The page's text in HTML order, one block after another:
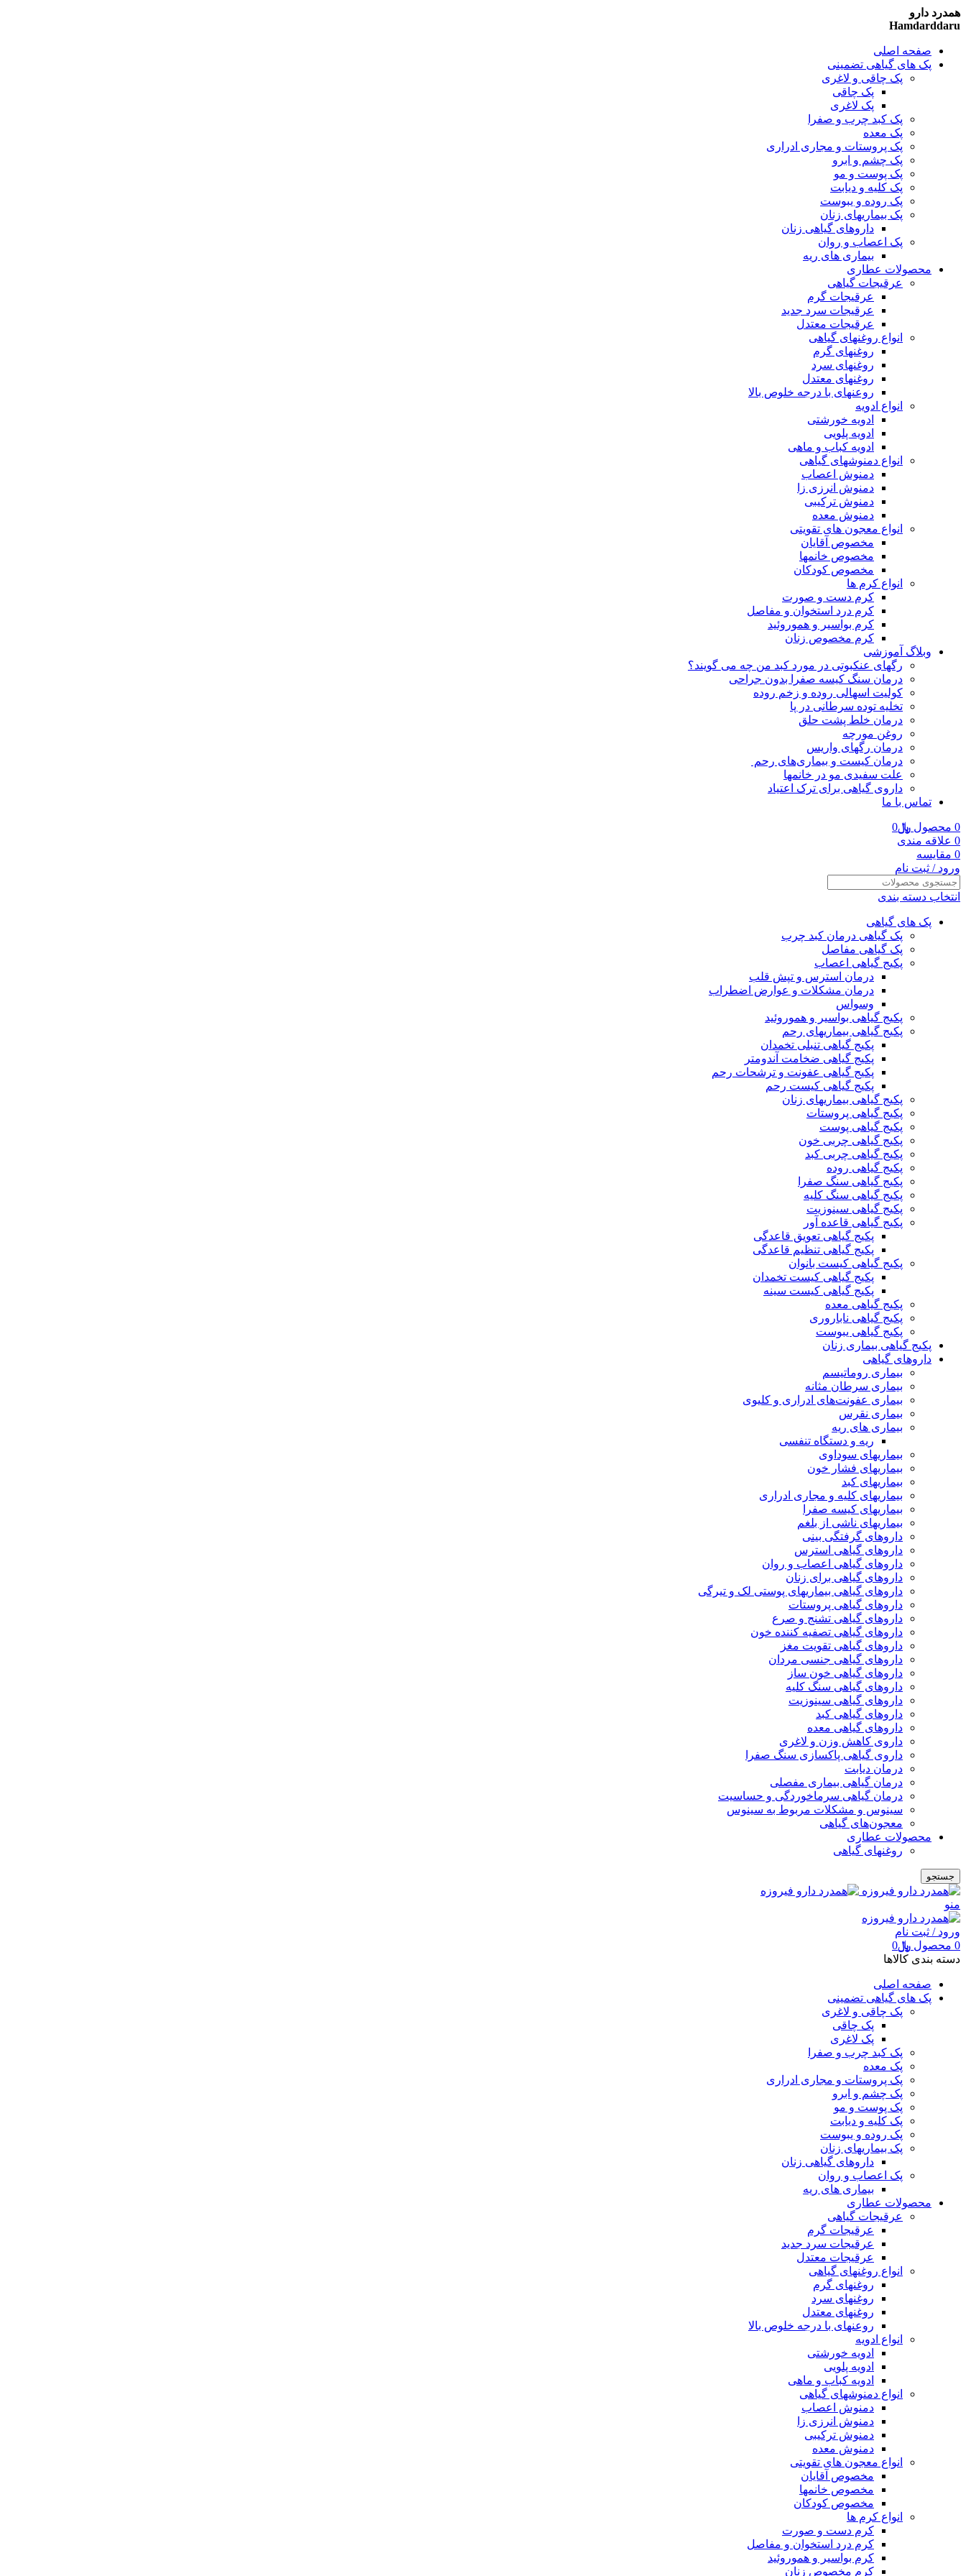
همدرد دارو
Hamdarddaru
صفحه اصلی
پک های گیاهی تضمینی
پک چاقی و لاغری
پک چاقی
پک لاغری
پک کبد چرب و صفرا
پک معده
پک پروستات و مجاری ادراری
پک چشم و ابرو
پک پوست و مو
پک کلیه و دیابت
پک روده و یبوست
پک بیماریهای زنان
داروهای گیاهی زنان
پک اعصاب و روان
بیماری های ریه
محصولات عطاری
عرقیجات گیاهی
عرقیجات گرم
عرقیجات سرد جدید
عرقیجات معتدل
انواع روغنهای گیاهی
روغنهای گرم
روغنهای سرد
روغنهای معتدل
روعنهای با درجه خلوص بالا
انواع ادویه
ادویه خورشتی
ادویه پلویی
ادویه کباب و ماهی
انواع دمنوشهای گیاهی
دمنوش اعصاب
دمنوش انرزی زا
دمنوش ترکیبی
دمنوش معده
انواع معجون های تقویتی
مخصوص آقایان
مخصوص خانمها
مخصوص کودکان
انواع کرم ها
کرم دست و صورت
کرم درد استخوان و مفاصل
کرم بواسیر و هموروئید
کرم مخصوص زنان
وبلاگ آموزشی
رگهای عنکبوتی در مورد کبد من چه می گویند؟
درمان سنگ کیسه صفرا بدون جراحی
کولیت اسهالی روده و زخم روده
تخلیه توده سرطانی در پا
درمان خلط پشت حلق
روغن مورچه
درمان رگهای واریس
درمان کیست و بیماری‌های رحم
علت سفیدی مو در خانمها
داروی گیاهی برای ترک اعتیاد
تماس با ما
0 محصول ﷼0
0 علاقه مندی
0 مقایسه
ورود / ثبت نام
انتخاب دسته بندی
پک های گیاهی
پک گیاهی درمان کبد چرب
پک گیاهی مفاصل
پکیج گیاهی اعصاب
درمان استرس و تپش قلب
درمان مشکلات و عوارض اضطراب
وسواس
پکیج گیاهی بواسیر و هموروئید
پکیج گیاهی بیماریهای رحم
پکیج گیاهی تنبلی تخمدان
پکیج گیاهی ضخامت آندومتر
پکیج گیاهی عفونت و ترشحات رحم
پکیج گیاهی کیست رحم
پکیج گیاهی بیماریهای زنان
پکیج گیاهی پروستات
پکیج گیاهی پوست
پکیج گیاهی چربی خون
پکیج گیاهی چربی کبد
پکیج گیاهی روده
پکیج گیاهی سنگ صفرا
پکیج گیاهی سنگ کلیه
پکیج گیاهی سینوزیت
پکیج گیاهی قاعده آور
پکیج گیاهی تعویق قاعدگی
پکیج گیاهی تنظیم قاعدگی
پکیج گیاهی کیست بانوان
پکیج گیاهی کیست تخمدان
پکیج گیاهی کیست سینه
پکیج گیاهی معده
پکیج گیاهی ناباروری
پکیج گیاهی یبوست
پکیج گیاهی بیماری زنان
داروهای گیاهی
بیماری روماتیسم
بیماری سرطان مثانه
بیماری عفونت‌های ادراری و کلیوی
بیماری نقرس
بیماری های ریه
ریه و دستگاه تنفسی
بیماریهای سوداوی
بیماریهای فشار خون
بیماریهای کبد
بیماریهای کلیه و مجاری ادراری
بیماریهای کیسه صفرا
بیماریهای ناشی از بلغم
داروهای گرفتگی بینی
داروهای گیاهی استرس
داروهای گیاهی اعصاب و روان
داروهای گیاهی برای زنان
داروهای گیاهی بیماریهای پوستی لک و تیرگی
داروهای گیاهی پروستات
داروهای گیاهی تشنج و صرع
داروهای گیاهی تصفیه کننده خون
داروهای گیاهی تقویت مغز
داروهای گیاهی جنسی مردان
داروهای گیاهی خون ساز
داروهای گیاهی سنگ کلیه
داروهای گیاهی سینوزیت
داروهای گیاهی کبد
داروهای گیاهی معده
داروی کاهش وزن و لاغری
داروی گیاهی پاکسازی سنگ صفرا
درمان دیابت
درمان گیاهی بیماری مفصلی
درمان گیاهی سرماخوردگی و حساسیت
سینوس و مشکلات مربوط به سینوس
معجون‌های گیاهی
محصولات عطاری
روغنهای گیاهی
جستجو
منو
ورود / ثبت نام
0 محصول ﷼0
دسته بندی کالاها
صفحه اصلی
پک های گیاهی تضمینی
پک چاقی و لاغری
پک چاقی
پک لاغری
پک کبد چرب و صفرا
پک معده
پک پروستات و مجاری ادراری
پک چشم و ابرو
پک پوست و مو
پک کلیه و دیابت
پک روده و یبوست
پک بیماریهای زنان
داروهای گیاهی زنان
پک اعصاب و روان
بیماری های ریه
محصولات عطاری
عرقیجات گیاهی
عرقیجات گرم
عرقیجات سرد جدید
عرقیجات معتدل
انواع روغنهای گیاهی
روغنهای گرم
روغنهای سرد
روغنهای معتدل
روعنهای با درجه خلوص بالا
انواع ادویه
ادویه خورشتی
ادویه پلویی
ادویه کباب و ماهی
انواع دمنوشهای گیاهی
دمنوش اعصاب
دمنوش انرزی زا
دمنوش ترکیبی
دمنوش معده
انواع معجون های تقویتی
مخصوص آقایان
مخصوص خانمها
مخصوص کودکان
انواع کرم ها
کرم دست و صورت
کرم درد استخوان و مفاصل
کرم بواسیر و هموروئید
کرم مخصوص زنان